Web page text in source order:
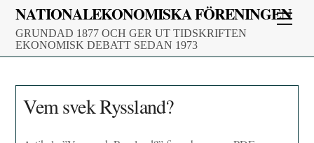
Skip
content
NATIONALEKONOMISKA FÖRENINGEN
GRUNDAD 1877 OCH GER UT TIDSKRIFTEN
EKONOMISK DEBATT SEDAN 1973
Vem svek Ryssland?